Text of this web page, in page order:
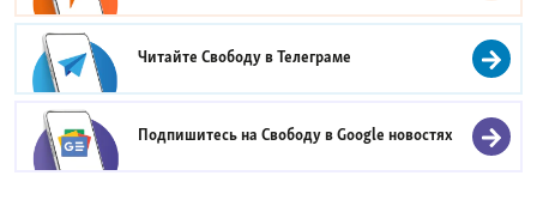
Читайте Свободу вТелеграме
Подпишитесь на Свободу вGoogle новостях